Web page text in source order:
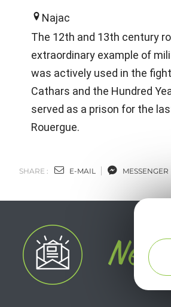
Najac
The 12th and 13th century
extraordinary example of
was actively used in the
Cathars and the Hundred
served as a prison for the
Rouergue.
SHARE : E-MAIL MESSENGER